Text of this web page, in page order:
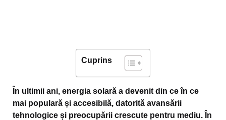
Cuprins
În ultimii ani, energia solară a devenit din ce în ce
mai populară și accesibilă, datorită avansării
tehnologice și preocupării crescute pentru mediu. În